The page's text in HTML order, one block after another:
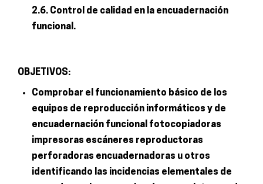
2.6. Control de calidad en la encuadernación
funcional.
OBJETIVOS:
Comprobar el funcionamiento básico de los
equipos de reproducción informáticos y de
encuadernación funcional fotocopiadoras
impresoras escáneres reproductoras
perforadoras encuadernadoras u otros
identificando las incidencias elementales de